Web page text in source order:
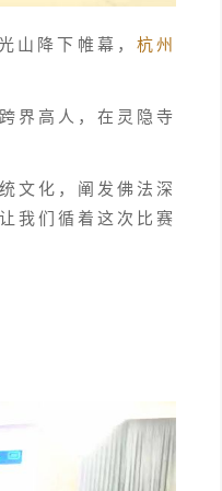
山降下帷幕， 杭州
界高人，在灵隐寺
文化，阐发佛法深
让我们循着这次比赛